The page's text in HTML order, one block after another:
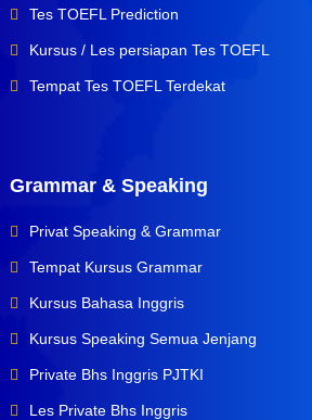
Tes TOEFL Prediction
Kursus / Les persiapan Tes TOEFL
Tempat Tes TOEFL Terdekat
Grammar & Speaking
Privat Speaking & Grammar
Tempat Kursus Grammar
Kursus Bahasa Inggris
Kursus Speaking Semua Jenjang
Private Bhs Inggris PJTKI
Les Private Bhs Inggris